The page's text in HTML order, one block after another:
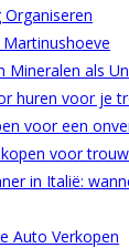
Mineralen als
huren voor je
voor een
voor
in Italië:
Auto Verkopen